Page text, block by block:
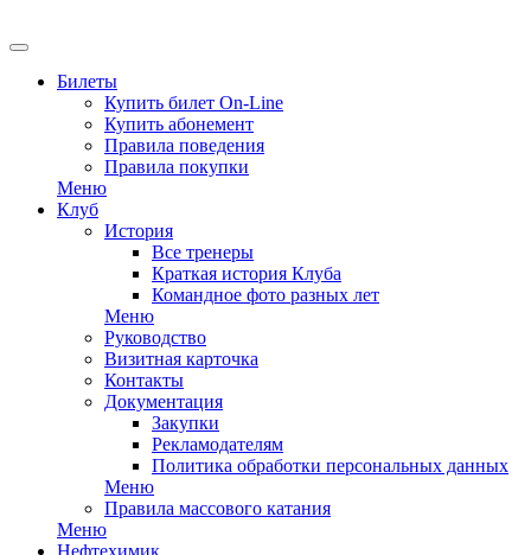
Билеты
Купить билет On-Line
Купить абонемент
Правила поведения
Правила покупки
Меню
Клуб
История
Все тренеры
Краткая история Клуба
Командное фото разных лет
Меню
Руководство
Визитная карточка
Контакты
Документация
Закупки
Рекламодателям
Политика обработки персональных данных
Меню
Правила массового катания
Меню
Нефтехимик